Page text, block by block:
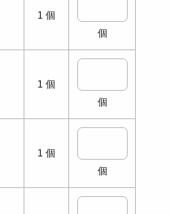
1 個
個
1 個
個
1 個
個